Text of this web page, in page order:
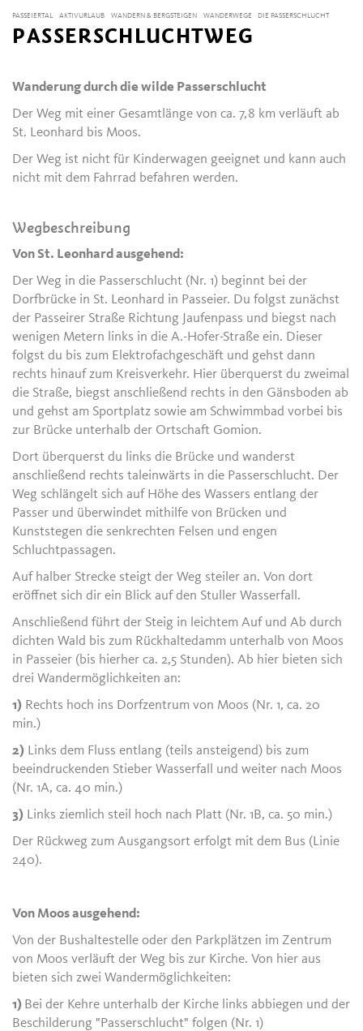
PASSEIERTAL AKTIVURLAUB WANDERN & BERGSTEIGEN WANDERWEGE DIE PASSERSCHLUCHT
PASSERSCHLUCHTWEG
Wanderung durch die wilde Passerschlucht
Der Weg mit einer Gesamtlänge von ca. 7,8 km verläuft ab
St. Leonhard bis Moos.
Der Weg ist nicht für Kinderwagen geeignet und kann auch
nicht mit dem Fahrrad befahren werden.
Wegbeschreibung
Von St. Leonhard ausgehend:
Der Weg in die Passerschlucht (Nr. 1) beginnt bei der
Dorfbrücke in St. Leonhard in Passeier. Du folgst zunächst
der Passeirer Straße Richtung Jaufenpass und biegst nach
wenigen Metern links in die A.-Hofer-Straße ein. Dieser
folgst du bis zum Elektrofachgeschäft und gehst dann
rechts hinauf zum Kreisverkehr. Hier überquerst du zweimal
die Straße, biegst anschließend rechts in den Gänsboden ab
und gehst am Sportplatz sowie am Schwimmbad vorbei bis
zur Brücke unterhalb der Ortschaft Gomion.
Dort überquerst du links die Brücke und wanderst
anschließend rechts taleinwärts in die Passerschlucht. Der
Weg schlängelt sich auf Höhe des Wassers entlang der
Passer und überwindet mithilfe von Brücken und
Kunststegen die senkrechten Felsen und engen
Schluchtpassagen.
Auf halber Strecke steigt der Weg steiler an. Von dort
eröffnet sich dir ein Blick auf den Stuller Wasserfall.
Anschließend führt der Steig in leichtem Auf und Ab durch
dichten Wald bis zum Rückhaltedamm unterhalb von Moos
in Passeier (bis hierher ca. 2,5 Stunden). Ab hier bieten sich
drei Wandermöglichkeiten an:
1) Rechts hoch ins Dorfzentrum von Moos (Nr. 1, ca. 20
min.)
2) Links dem Fluss entlang (teils ansteigend) bis zum
beeindruckenden Stieber Wasserfall und weiter nach Moos
(Nr. 1A, ca. 40 min.)
3) Links ziemlich steil hoch nach Platt (Nr. 1B, ca. 50 min.)
Der Rückweg zum Ausgangsort erfolgt mit dem Bus (Linie
240).
Von Moos ausgehend:
Von der Bushaltestelle oder den Parkplätzen im Zentrum
von Moos verläuft der Weg bis zur Kirche. Von hier aus
bieten sich zwei Wandermöglichkeiten:
1) Bei der Kehre unterhalb der Kirche links abbiegen und der
Beschilderung "Passerschlucht" folgen (Nr. 1)